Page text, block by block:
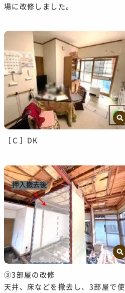
場に改修しました。
［Ｃ］DK
③3部屋の改修
天井、床などを撤去し、3部屋で使